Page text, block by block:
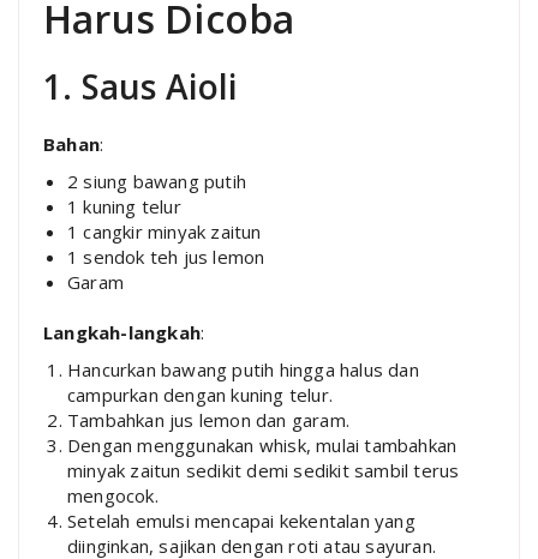
Harus Dicoba
1. Saus Aioli
Bahan:
2 siung bawang putih
1 kuning telur
1 cangkir minyak zaitun
1 sendok teh jus lemon
Garam
Langkah-langkah:
Hancurkan bawang putih hingga halus dan
campurkan dengan kuning telur.
Tambahkan jus lemon dan garam.
Dengan menggunakan whisk, mulai tambahkan
minyak zaitun sedikit demi sedikit sambil terus
mengocok.
Setelah emulsi mencapai kekentalan yang
diinginkan, sajikan dengan roti atau sayuran.